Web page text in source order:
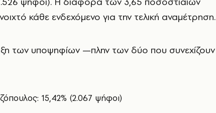
κάθε ενδεχόμενο για την τελική αναμέτρηση.
των υποψηφίων —πλην των δύο που συνεχίζουν
15,42% (2.067 ψήφοι)